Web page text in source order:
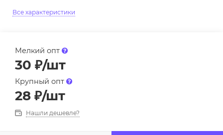
Все характеристики
Мелкий опт
30 ₽/шт
Крупный опт
28 ₽/шт
Нашли дешевле?